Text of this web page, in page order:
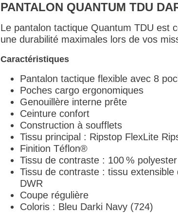
PANTALON QUANTUM TDU
Le pantalon tactique Quantum TDU est
une durabilité maximales lors de vos
Caractéristiques
Pantalon tactique flexible avec 8
Poches cargo ergonomiques
Genouillère interne prête
Ceinture confort
Construction à soufflets
Tissu principal : Ripstop FlexLite
Finition Téflon®
Tissu de contraste : 100 %
Tissu de contraste : tissu
DWR
Coupe régulière
Coloris : Bleu Darki Navy (724)